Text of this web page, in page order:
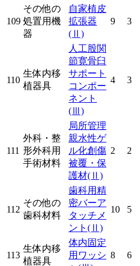
109
その他の
処置用機
器
自家植皮
拡張器
(Ⅱ)
9 3
110
生体内移
植器具
人工股関
節寛骨臼
サポート
コンポー
ネント
(Ⅲ)
4 3
111
外科・整
形外科用
手術材料
局所管理
親水性ゲ
ル化創傷
被覆・保
護材(Ⅱ)
2 2
112
その他の
歯科材料
歯科用精
密バーア
タッチメ
ント (Ⅱ)
10 5
113
生体内移
植器具
体内固定
用ワッシ 8 6